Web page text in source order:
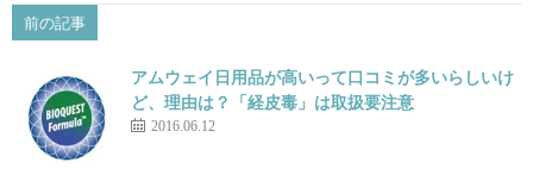
前の記事
アムウェイ日用品が高いって口コミが多いらしいけ
ど、理由は？「経皮毒」は取扱要注意
2016.06.12